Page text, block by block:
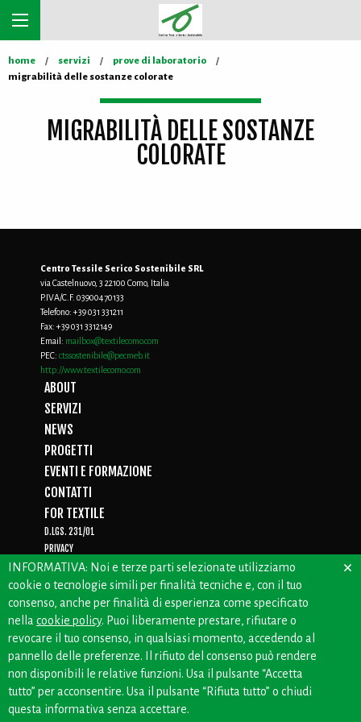
home servizi
prove di laboratorio
migrabilità delle sostanze colorate
MIGRABILITÀ DELLE SOSTANZE
COLORATE
Centro Tessile Serico Sostenibile SRL
via Castelnuovo, 3 22100 Como, Italia
P.IVA/C.F. 03900470133
Telefono: +39 031 331211
Fax: +39 031 3312149
Email: mailbox@textilecomo.com
PEC: ctssostenibile@pecmeb.it
http://www.textilecomo.com
ABOUT
SERVIZI
NEWS
PROGETTI
EVENTI E FORMAZIONE
CONTATTI
FOR TEXTILE
D.LGS. 231/01
PRIVACY
WHISTLEBLOWING
CREDITS: OFFICINEBIANCHE
INFORMATIVA: Noi e terze parti selezionate utilizziamo
cookie o tecnologie simili per finalità tecniche e, con il tuo
consenso, anche per finalità di esperienza come specificato
nella cookie policy. Puoi liberamente prestare, rifiutare o
revocare il tuo consenso, in qualsiasi momento, accedendo al
pannello delle preferenze. Il rifiuto del consenso può rendere
non disponibili le relative funzioni. Usa il pulsante “Accetta
tutto” per acconsentire. Usa il pulsante “Rifiuta tutto” o chiudi
questa informativa senza accettare.
×